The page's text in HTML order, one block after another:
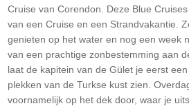
Cruise van Corendon. Deze Blue
van een Cruise en een Strandvakantie.
genieten op het water en nog een week
van een prachtige zonbestemming aan
laat de kapitein van de Gület je eerst
plekken van de Turkse kust zien.
voornamelijk op het dek door, waar je